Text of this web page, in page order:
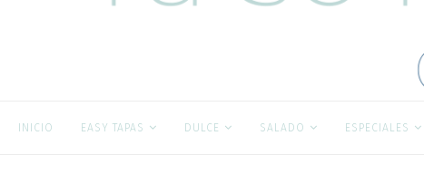
INICIO EASY TAPAS DULCE SALADO ESPECIALES